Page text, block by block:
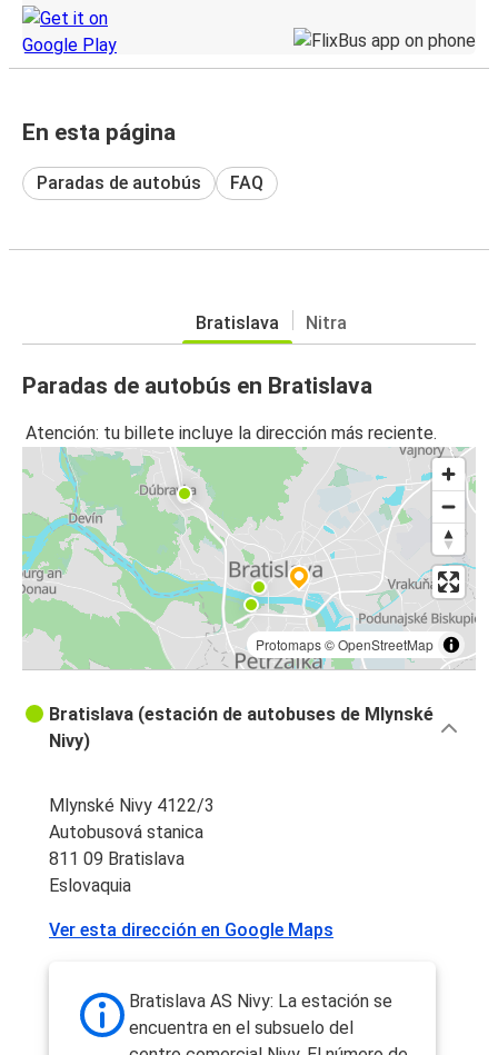
En esta página
Paradas de autobús FAQ
Bratislava Nitra
Paradas de autobús en Bratislava
Atención: tu billete incluye la dirección más reciente.
Protomaps©OpenStreetMap
Bratislava (estación de autobuses de Mlynské
Nivy)
Mlynské Nivy 4122/3
Autobusová stanica
811 09 Bratislava
Eslovaquia
Ver esta dirección en Google Maps
Bratislava AS Nivy: La estación se
encuentra en el subsuelo del